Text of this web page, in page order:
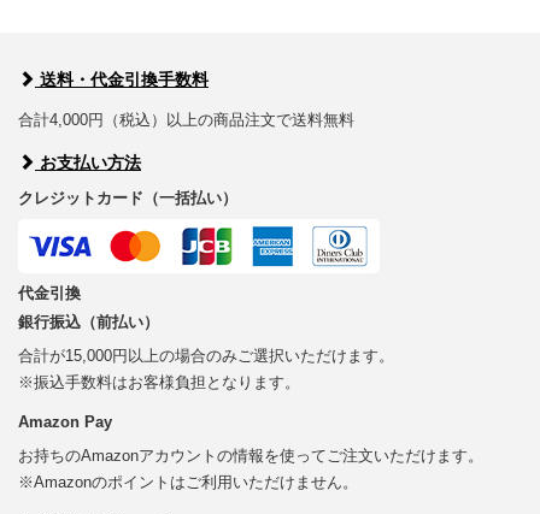
送料・代金引換手数料
合計4,000円（税込）以上の商品注文で送料無料
お支払い方法
クレジットカード（一括払い）
代金引換
銀行振込（前払い）
合計が15,000円以上の場合のみご選択いただけます。
※振込手数料はお客様負担となります。
Amazon Pay
お持ちのAmazonアカウントの情報を使ってご注文いただけます。
※Amazonのポイントはご利用いただけません。